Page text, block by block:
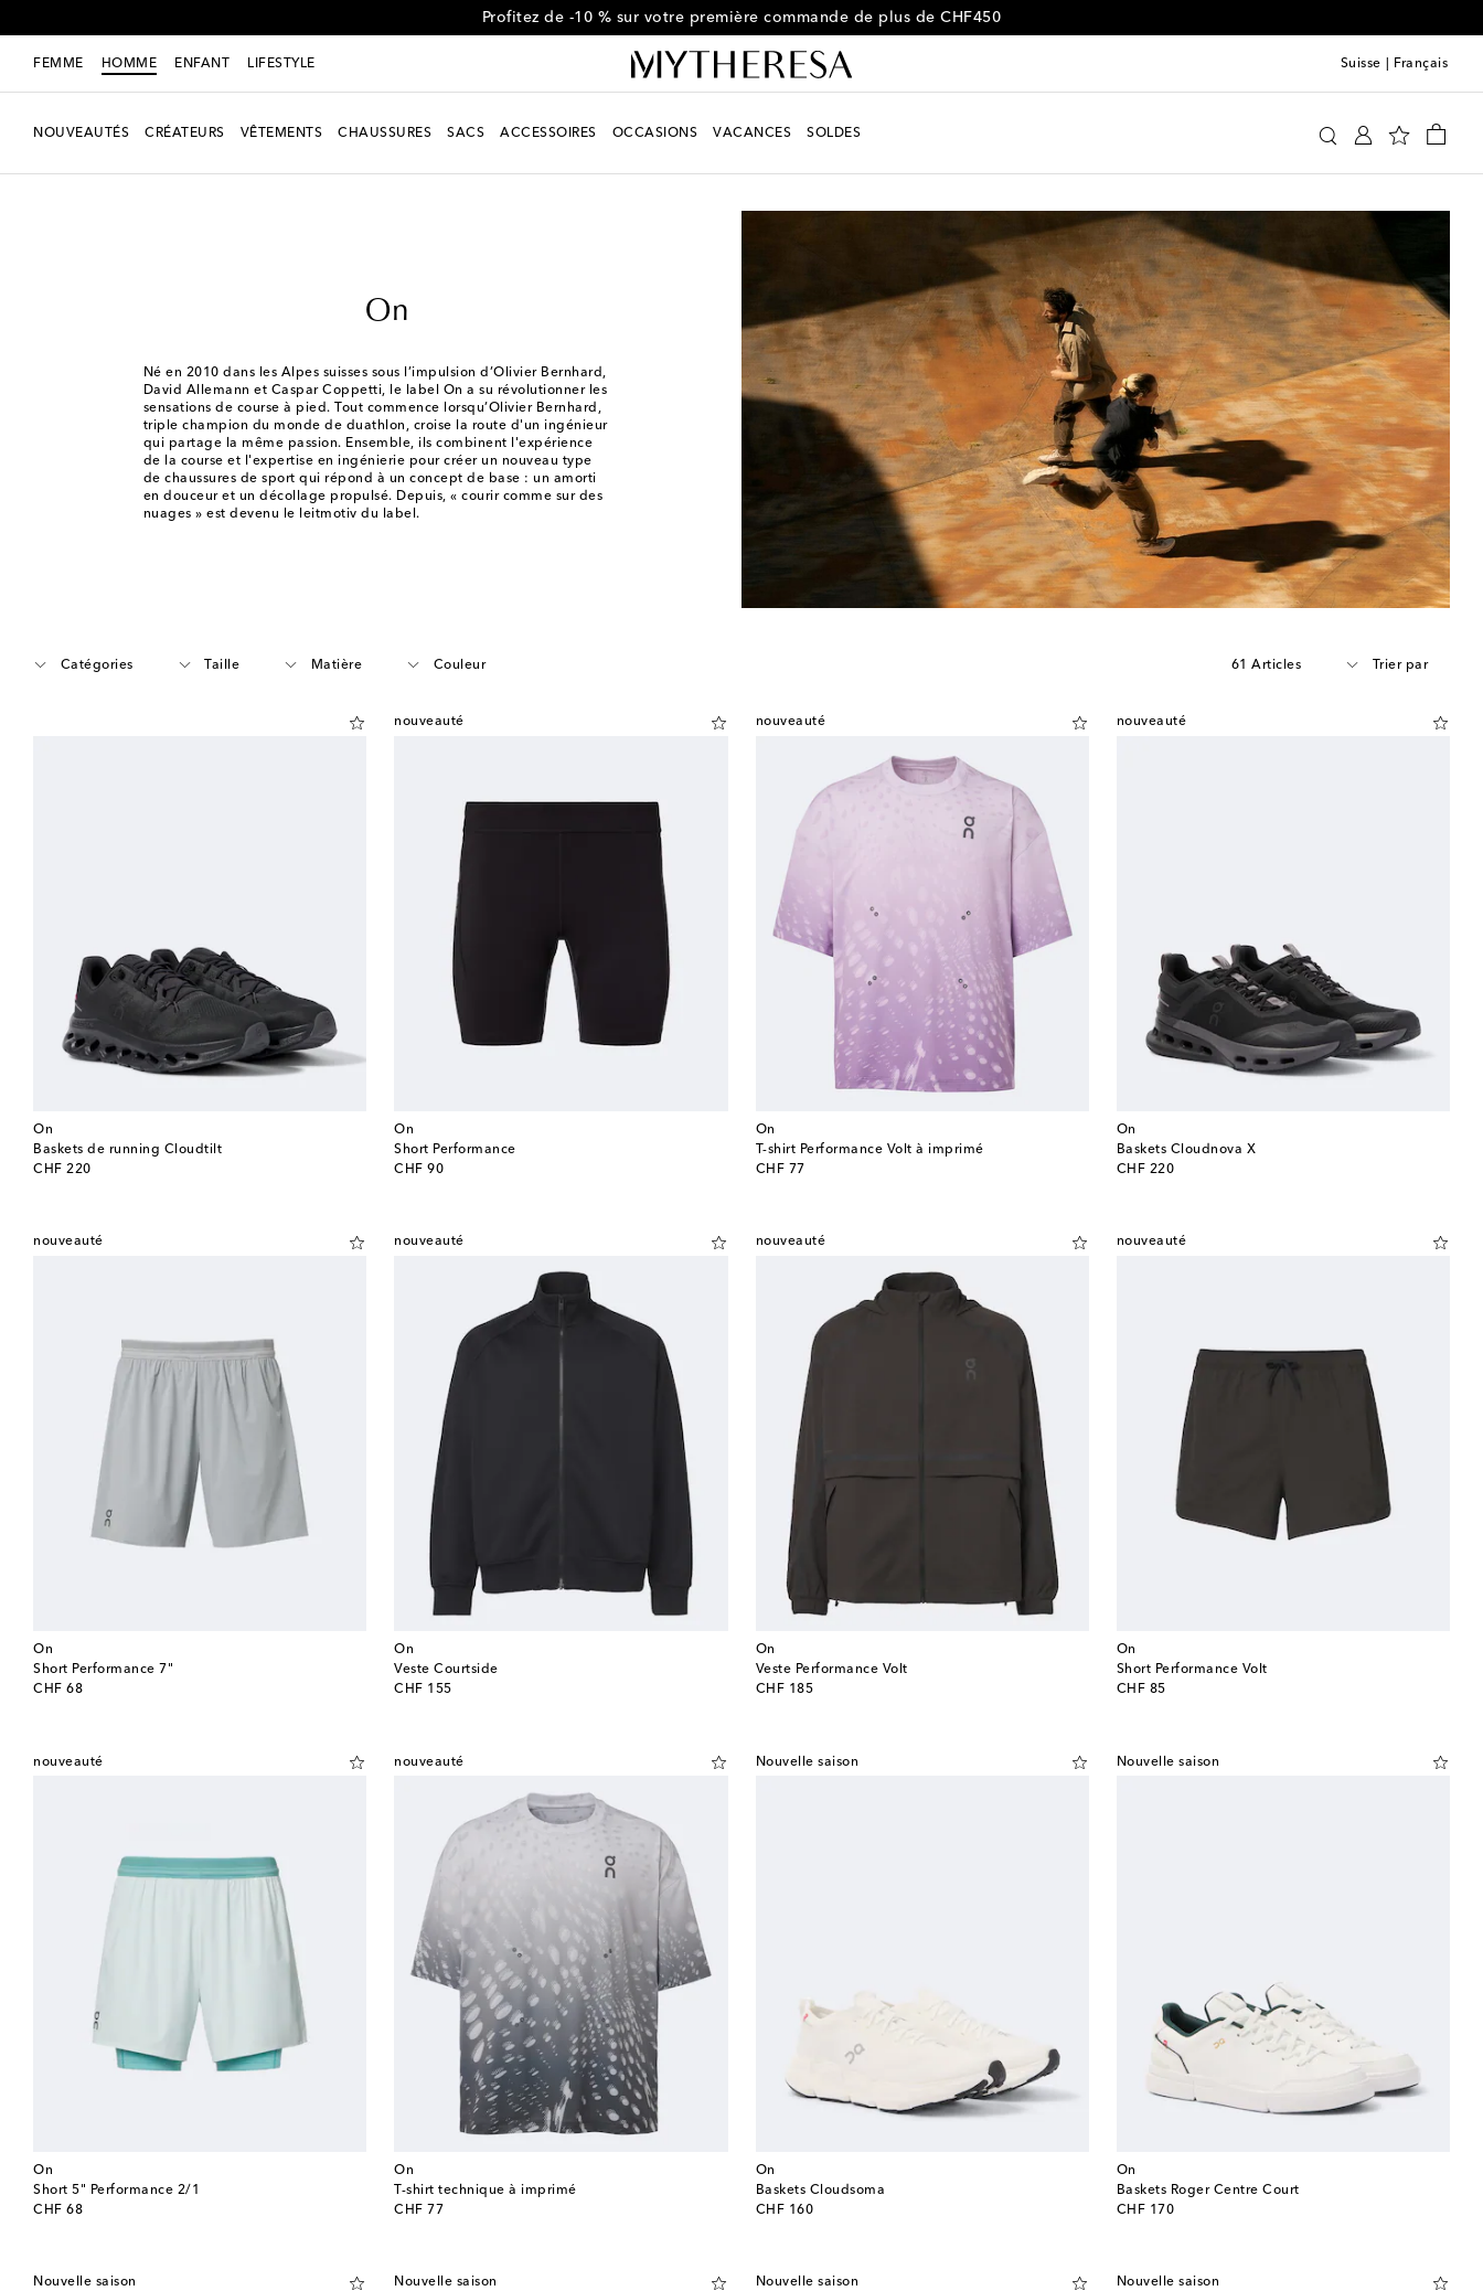
Profitez de -10 % sur votre première commande de plus de CHF450
FEMME HOMME ENFANT LIFESTYLE Suisse Français
NOUVEAUTÉS CRÉATEURS VÊTEMENTS CHAUSSURES SACS ACCESSOIRES OCCASIONS VACANCES SOLDES
On
Né en 2010 dans les Alpes suisses sous l’impulsion d’Olivier Bernhard,
David Allemann et Caspar Coppetti, le label On a su révolutionner les
sensations de course à pied. Tout commence lorsqu’Olivier Bernhard,
triple champion du monde de duathlon, croise la route d'un ingénieur
qui partage la même passion. Ensemble, ils combinent l'expérience
de la course et l'expertise en ingénierie pour créer un nouveau type
de chaussures de sport qui répond à un concept de base : un amorti
en douceur et un décollage propulsé. Depuis, « courir comme sur des
nuages » est devenu le leitmotiv du label.
Catégories Taille Matière Couleur 61 Articles Trier par
On
Baskets de running Cloudtilt
CHF 220
original price
nouveauté
On
Short Performance
CHF 90
original price
nouveauté
On
T-shirt Performance Volt à imprimé
CHF 77
original price
nouveauté
On
Baskets Cloudnova X
CHF 220
original price
nouveauté
On
Short Performance 7"
CHF 68
original price
nouveauté
On
Veste Courtside
CHF 155
original price
nouveauté
On
Veste Performance Volt
CHF 185
original price
nouveauté
On
Short Performance Volt
CHF 85
original price
nouveauté
On
Short 5" Performance 2/1
CHF 68
original price
nouveauté
On
T-shirt technique à imprimé
CHF 77
original price
Nouvelle saison
On
Baskets Cloudsoma
CHF 160
original price
Nouvelle saison
On
Baskets Roger Centre Court
CHF 170
original price
Nouvelle saison Nouvelle saison Nouvelle saison Nouvelle saison